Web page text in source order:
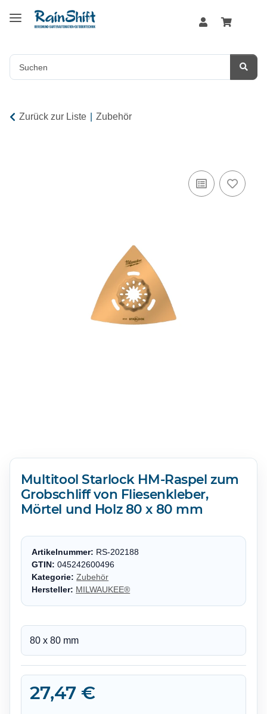
Zurück zur Liste Zubehör
Multitool Starlock HM-Raspel zum
Grobschliff von Fliesenkleber,
Mörtel und Holz 80 x 80 mm
Artikelnummer: RS-202188
GTIN: 045242600496
Kategorie:Zubehör
Hersteller: MILWAUKEE®
80 x 80 mm
27,47 €